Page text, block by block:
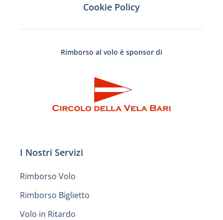
Cookie Policy
Rimborso al volo è sponsor di
I Nostri Servizi
Rimborso Volo
Rimborso Biglietto
Volo in Ritardo